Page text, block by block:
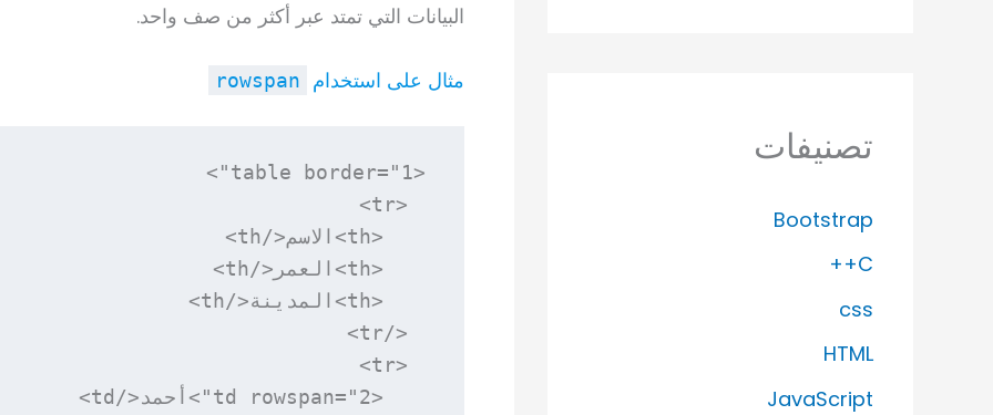
تصنيفات
Bootstrap
C++
css
HTML
JavaScript
البيانات التي تمتد عبر أكثر من صف واحد.
مثال على استخدام rowspan
<table border="1">
  <tr>
    <th>الاسم</th>
    <th>العمر</th>
    <th>المدينة</th>
  </tr>
  <tr>
    <td rowspan="2">أحمد</td>